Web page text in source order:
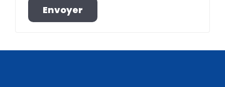
Envoyer